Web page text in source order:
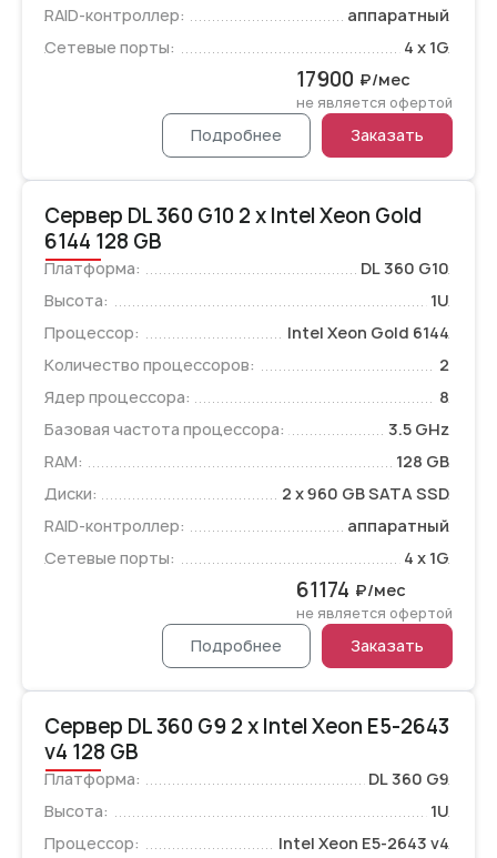
RAID-контроллер:
аппаратный
Сетевые порты:
4 x 1G
17900 ₽/мес
не является офертой
Подробнее Заказать
Сервер DL 360 G10 2 x Intel Xeon Gold
6144 128 GB
Платформа:
DL 360 G10
Высота:
1U
Процессор:
Intel Xeon Gold 6144
Количество процессоров:
2
Ядер процессора:
8
Базовая частота процессора:
3.5 GHz
RAM:
128 GB
Диски:
2 x 960 GB SATA SSD
RAID-контроллер:
аппаратный
Сетевые порты:
4 x 1G
61174 ₽/мес
не является офертой
Подробнее Заказать
Сервер DL 360 G9 2 x Intel Xeon E5-2643
v4 128 GB
Платформа:
DL 360 G9
Высота:
1U
Процессор:
Intel Xeon E5-2643 v4